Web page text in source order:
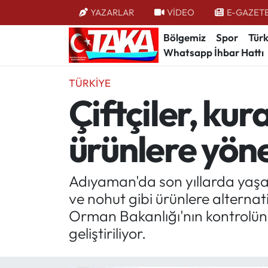
YAZARLAR VİDEO E-
Bölgemiz Spor
Whatsapp İhbar Hattı
TÜRKIYE
Çiftçiler,
ürünlere
Adıyaman'da son yıllarda
ve nohut gibi ürünlere
Orman Bakanlığı'nın
geliştiriliyor.
Bölgemiz
Kültür/Sanat
Politik Kulis
Trabzon Nöbetçi Eczaneler
Trabzon Hava Durumu
Trabzon Trafik Yoğunluk Haritası
Süper Lig Puan Durumu ve Fikstür
Son Dakika Haberleri
Haber Arşivi